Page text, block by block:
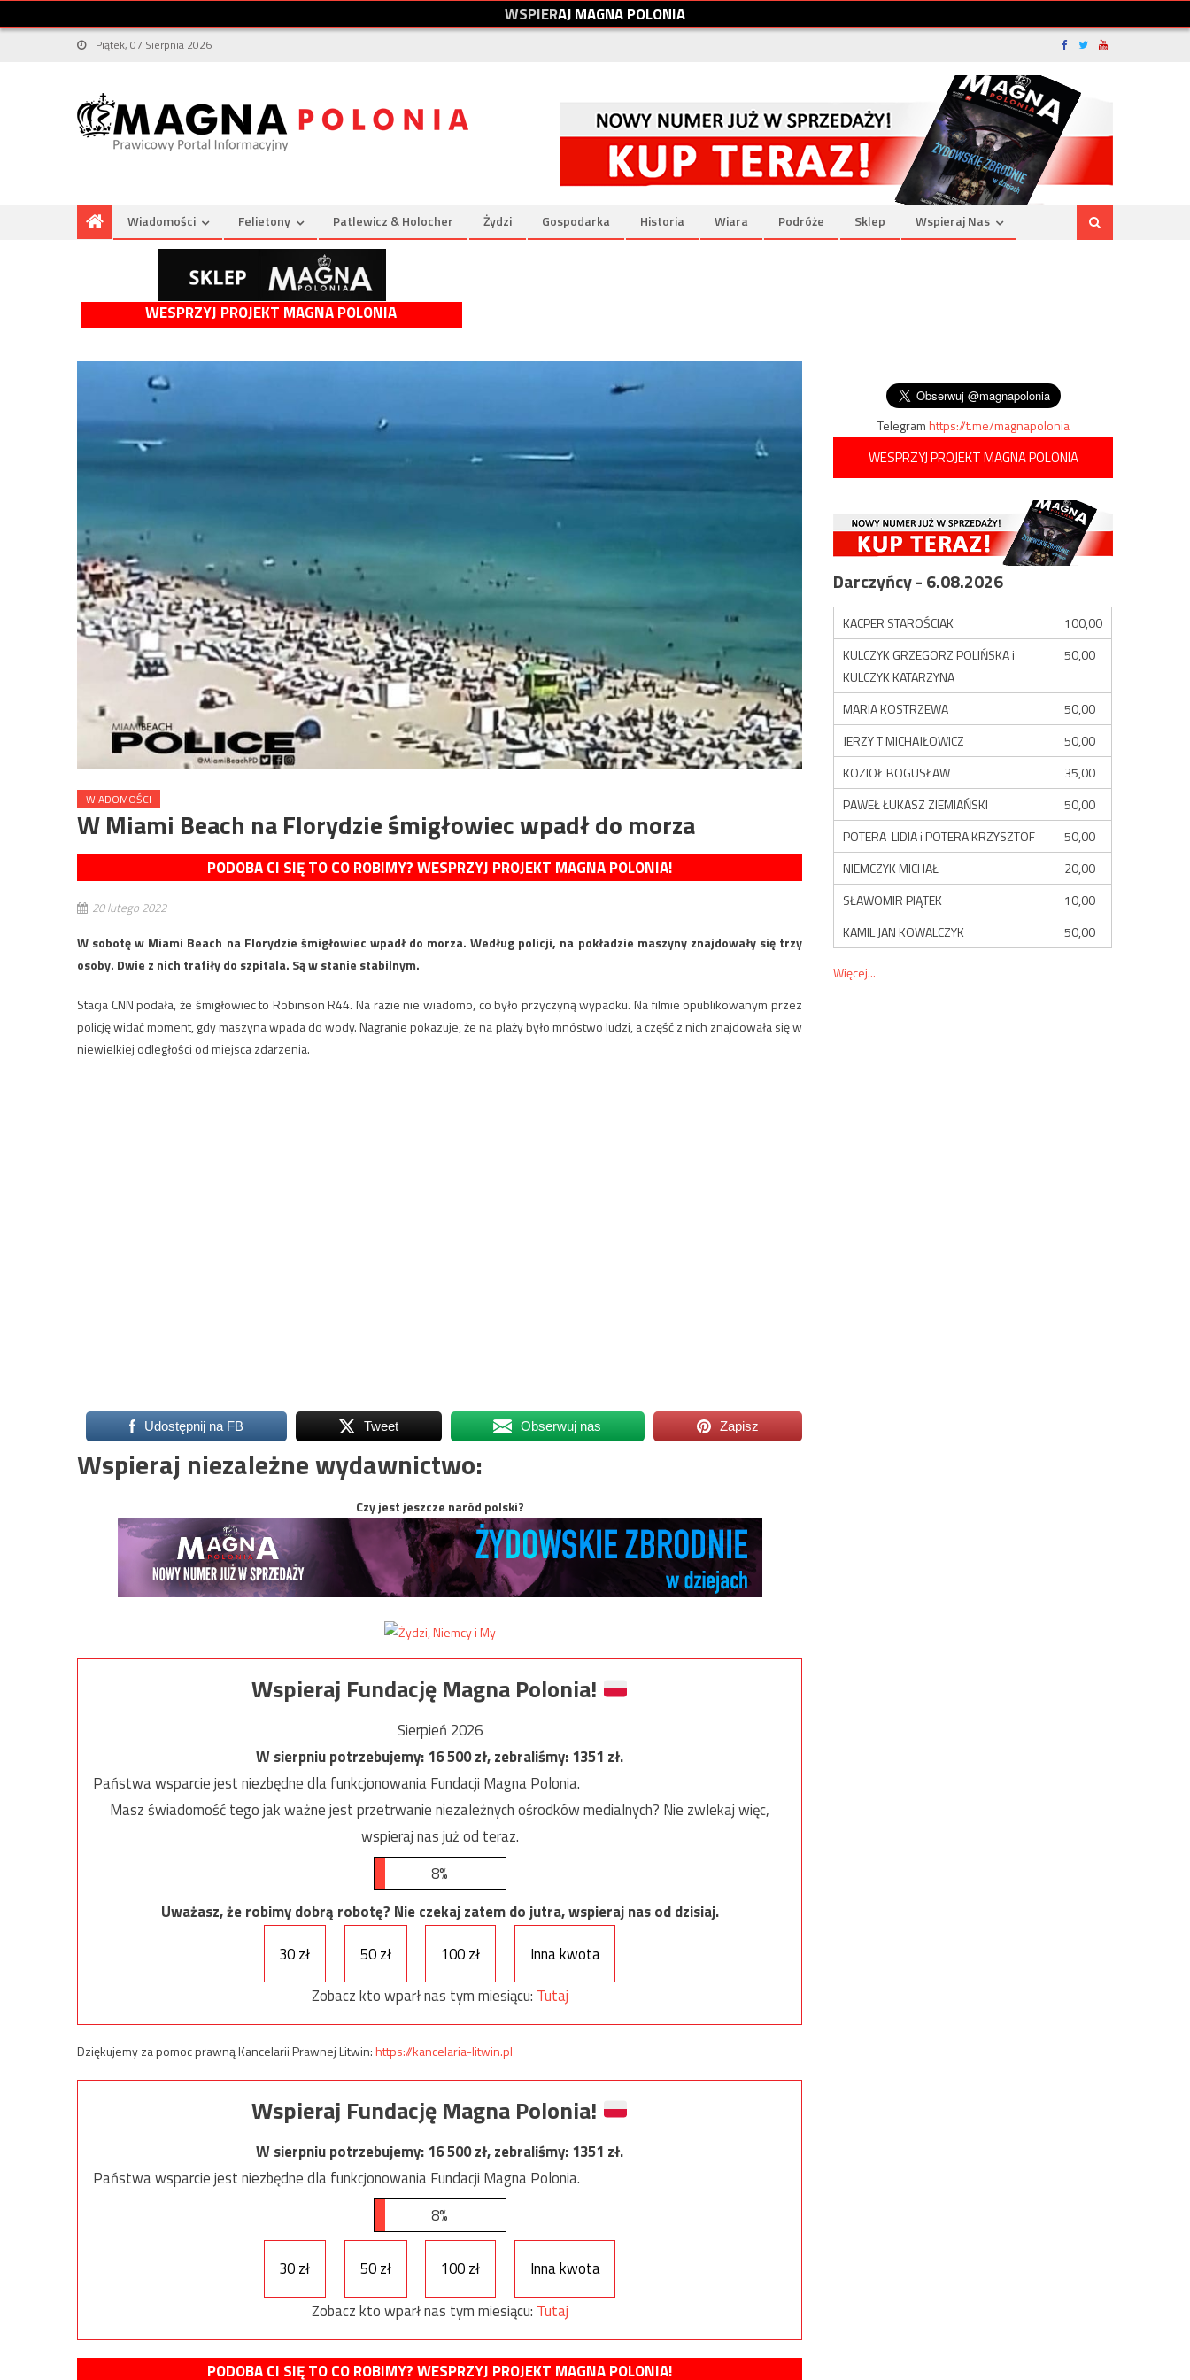
WSPIERAJMAGNAPOLONIA
Piątek, 07 Sierpnia 2026
Wiadomości Felietony Patlewicz & Holocher Żydzi Gospodarka Historia Wiara Podróże Sklep Wspieraj Nas
WESPRZYJ PROJEKT MAGNA POLONIA
WIADOMOŚCI
W Miami Beach na Florydzie śmigłowiec wpadł do morza
PODOBA CI SIĘ TO CO ROBIMY? WESPRZYJ PROJEKT MAGNA POLONIA!
20 lutego 2022
W sobotę w Miami Beach na Florydzie śmigłowiec wpadł do morza. Według policji, na pokładzie maszyny znajdowały się trzy
osoby. Dwie z nich trafiły do szpitala. Są w stanie stabilnym.
Stacja CNN podała, że śmigłowiec to Robinson R44. Na razie nie wiadomo, co było przyczyną wypadku. Na filmie opublikowanym przez
policję widać moment, gdy maszyna wpada do wody. Nagranie pokazuje, że na plaży było mnóstwo ludzi, a część z nich znajdowała się w
niewielkiej odległości od miejsca zdarzenia.
Udostępnij na FB Tweet Obserwuj nas Zapisz
Wspieraj niezależne wydawnictwo:
Czy jest jeszcze naród polski?
Wspieraj Fundację Magna Polonia!
Sierpień 2026
W sierpniu potrzebujemy:16 500zł, zebraliśmy:1351 zł.
Państwa wsparcie jest niezbędne dla funkcjonowania Fundacji Magna Polonia.
Masz świadomość tego jak ważne jest przetrwanie niezależnych ośrodków medialnych? Nie zwlekaj więc,
wspieraj nas już od teraz.
8%
Uważasz, że robimy dobrą robotę? Nie czekaj zatem do jutra, wspieraj nas od dzisiaj.
30 zł
50 zł 100 zł
Inna kwota
Zobacz kto wparł nas tym miesiącu: Tutaj
Dziękujemy za pomoc prawną Kancelarii Prawnej Litwin:https://kancelaria-litwin.pl
Wspieraj Fundację Magna Polonia!
W sierpniu potrzebujemy:16 500zł, zebraliśmy:1351 zł.
Państwa wsparcie jest niezbędne dla funkcjonowania Fundacji Magna Polonia.
8%
30 zł 50 zł 100 zł
Inna kwota
Zobacz kto wparł nas tym miesiącu: Tutaj
PODOBA CI SIĘ TO CO ROBIMY? WESPRZYJ PROJEKT MAGNA POLONIA!
Telegramhttps://t.me/magnapolonia
WESPRZYJ PROJEKT MAGNA POLONIA
Darczyńcy - 6.08.2026
KACPER STAROŚCIAK
100,00
KULCZYK GRZEGORZ POLIŃSKA i
KULCZYK KATARZYNA
50,00
MARIA KOSTRZEWA
50,00
JERZY T MICHAJŁOWICZ
50,00
KOZIOŁ BOGUSŁAW
35,00
PAWEŁ ŁUKASZ ZIEMIAŃSKI
50,00
POTERA LIDIA i POTERA KRZYSZTOF
50,00
NIEMCZYK MICHAŁ
20,00
SŁAWOMIR PIĄTEK
10,00
KAMIL JAN KOWALCZYK
50,00
Więcej...